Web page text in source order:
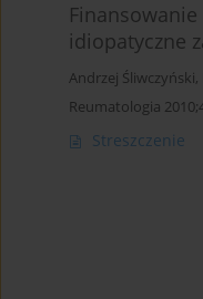
idiopatyczne
Andrzej Śliwczyński,
Reumatologia
Streszczenie